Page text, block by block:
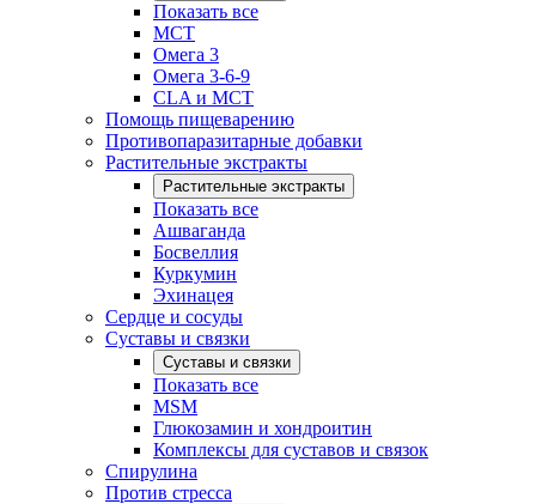
Показать все
MCT
Омега 3
Омега 3-6-9
CLA и MCT
Помощь пищеварению
Противопаразитарные добавки
Растительные экстракты
Растительные экстракты
Показать все
Ашваганда
Босвеллия
Куркумин
Эхинацея
Сердце и сосуды
Суставы и связки
Суставы и связки
Показать все
MSM
Глюкозамин и хондроитин
Комплексы для суставов и связок
Спирулина
Против стресса